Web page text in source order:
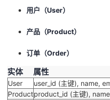
用户（User）
产品（Product）
订单（Order）
实体 属性
User
user_id (主键), name,
Productproduct_id (主键),